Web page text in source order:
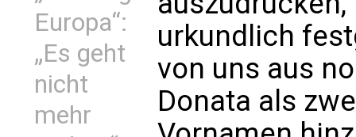
Europa“:
„Es geht
nicht
mehr
urkundlich
von uns aus
Donata als